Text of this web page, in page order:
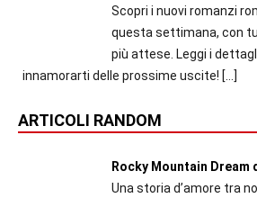
Scopri i nuovi romanzi
questa settimana, con
più attese. Leggi i
innamorarti delle prossime uscite! […]
ARTICOLI RANDOM
Rocky Mountain Dream
Una storia d’amore tra